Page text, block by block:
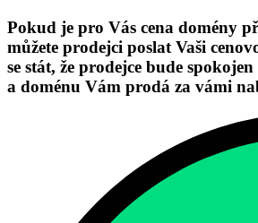
Pokud je pro Vás cena domény
můžete prodejci poslat Vaši
se stát, že prodejce bude
a doménu Vám prodá za vámi